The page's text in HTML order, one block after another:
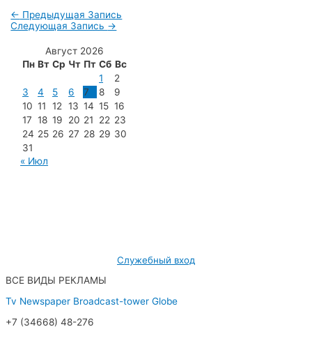
← Предыдущая Запись
Следующая Запись →
Август 2026
Пн Вт Ср Чт Пт Сб Вс
1
2
3
4 5 6 7 8
9
10 11 12 13 14 15 16
17 18 19 20 21 22 23
24 25 26 27 28 29 30
31
« Июл
Служебный вход
ВСЕ ВИДЫ РЕКЛАМЫ
Tv Newspaper Broadcast-tower Globe
+7 (34668) 48-276